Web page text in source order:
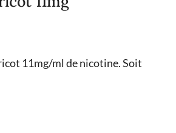
11mg/ml de nicotine. Soit